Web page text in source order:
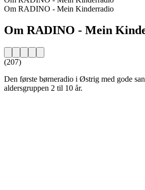
Om RADINO - Mein Kinderradio
Om RADINO - Mein
(207)
Den første børneradio i Østrig med gode
aldersgruppen 2 til 10 år.